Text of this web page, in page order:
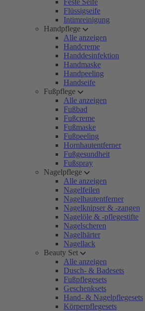
Feste Seife
Flüssigseife
Intimreinigung
Handpflege
Alle anzeigen
Handcreme
Handdesinfektion
Handmaske
Handpeeling
Handseife
Fußpflege
Alle anzeigen
Fußbad
Fußcreme
Fußmaske
Fußpeeling
Hornhautentferner
Fußgesundheit
Fußspray
Nagelpflege
Alle anzeigen
Nagelfeilen
Nagelhautentferner
Nagelknipser & -zangen
Nagelöle & -pflegestifte
Nagelscheren
Nagelhärter
Nagellack
Beauty Set
Alle anzeigen
Dusch- & Badesets
Fußpflegesets
Geschenksets
Hand- & Nagelpflegesets
Körperpflegesets